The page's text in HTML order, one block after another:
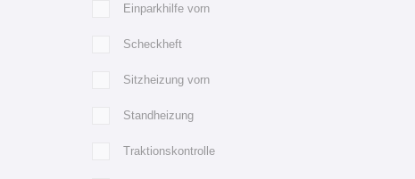
Einparkhilfe vorn
Scheckheft
Sitzheizung vorn
Standheizung
Traktionskontrolle